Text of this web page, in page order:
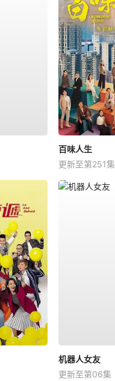
百味人生
更新至第251集
机器人女友
更新至第06集